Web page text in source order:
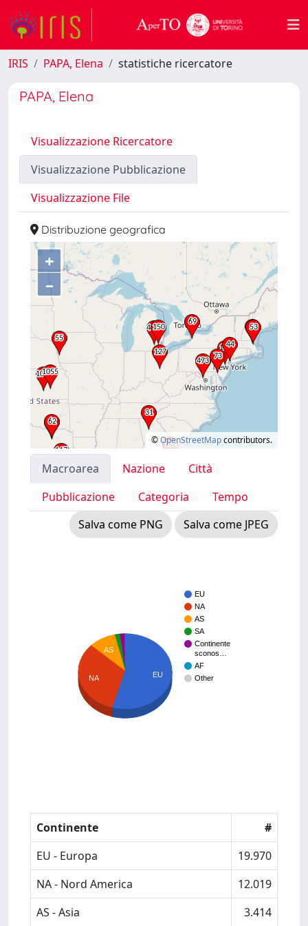
IRIS PAPA, Elena statistiche ricercatore
PAPA, Elena
Visualizzazione Ricercatore
Visualizzazione Pubblicazione
Visualizzazione File
Distribuzione geografica
+
–
©OpenStreetMapcontributors.
Macroarea Nazione
Città
Pubblicazione
Categoria
Tempo
Salva come PNG
Salva come JPEG
EU
NA
AS
SA
Continente
sconos…
AF
Other
AS
NA EU
Continente
#
EU - Europa
19.970
NA - Nord America
12.019
AS - Asia
3.414